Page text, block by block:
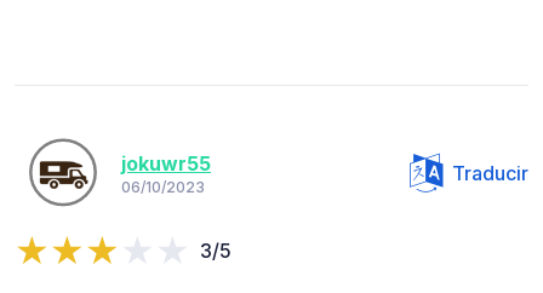
jokuwr55
06/10/2023
Traducir
3/5